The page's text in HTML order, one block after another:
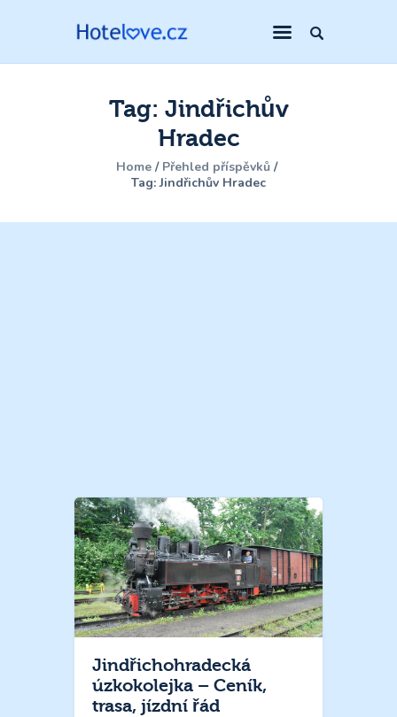
Tag: Jindřichův
Hradec
Home
Přehled příspěvků
Tag: Jindřichův Hradec
Jindřichohradecká
úzkokolejka – Ceník,
trasa, jízdní řád